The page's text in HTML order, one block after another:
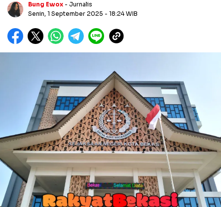
Bung Ewox - Jurnalis
Senin, 1 September 2025 - 18:24 WIB